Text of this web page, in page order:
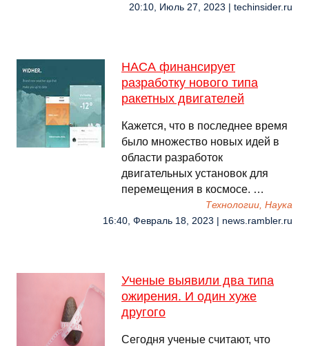
20:10, Июль 27, 2023 | techinsider.ru
НАСА финансирует
разработку нового типа
ракетных двигателей
Кажется, что в последнее время
было множество новых идей в
области разработок
двигательных установок для
перемещения в космосе. …
Технологии, Наука
16:40, Февраль 18, 2023 | news.rambler.ru
Ученые выявили два типа
ожирения. И один хуже
другого
Сегодня ученые считают, что